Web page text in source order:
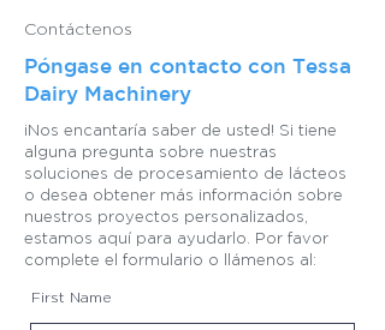
Contáctenos
Póngase en contacto con Tessa
Dairy Machinery
¡Nos encantaría saber de usted! Si tiene
alguna pregunta sobre nuestras
soluciones de procesamiento de lácteos
o desea obtener más información sobre
nuestros proyectos personalizados,
estamos aquí para ayudarlo. Por favor
complete el formulario o llámenos al:
First Name